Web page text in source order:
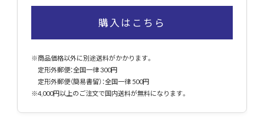
購入はこちら
※商品価格以外に別途送料がかかります。
定形外郵便：全国一律 300円
定形外郵便（簡易書留）：全国一律 500円
※4,000円以上のご注文で国内送料が無料になります。